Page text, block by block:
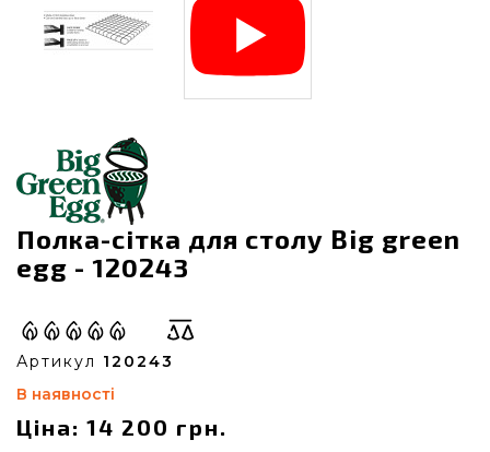
Полка-сітка для столу Big green
egg - 120243
Артикул 120243
В наявності
Ціна: 14 200 грн.